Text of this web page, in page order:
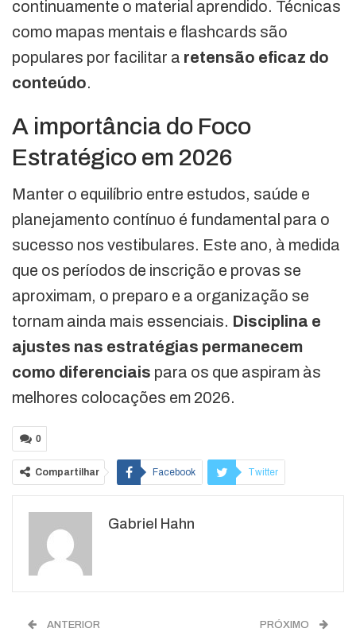
continuamente o material aprendido. Técnicas
como mapas mentais e flashcards são
populares por facilitar a retensão eficaz do
conteúdo.
A importância do Foco
Estratégico em 2026
Manter o equilíbrio entre estudos, saúde e
planejamento contínuo é fundamental para o
sucesso nos vestibulares. Este ano, à medida
que os períodos de inscrição e provas se
aproximam, o preparo e a organização se
tornam ainda mais essenciais. Disciplina e
ajustes nas estratégias permanecem
como diferenciais para os que aspiram às
melhores colocações em 2026.
0
Compartilhar Facebook Twitter
WhatsApp
Gabriel Hahn
ANTERIOR PRÓXIMO